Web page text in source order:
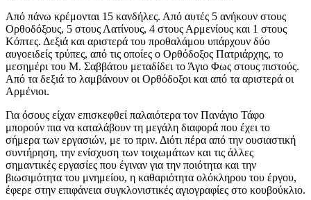
Από πάνω κρέμονται 15 κανδήλες. Από αυτές 5 ανήκουν στους
Ορθοδόξους, 5 στους Λατίνους, 4 στους Αρμενίους και 1 στους
Κόπτες. Δεξιά και αριστερά του προθαλάμου υπάρχουν δύο
αυγοειδείς τρύπες, από τις οποίες ο Ορθόδοξος Πατριάρχης, το
μεσημέρι του Μ. Σαββάτου μεταδίδει το Άγιο Φως στους πιστούς.
Από τα δεξιά το λαμβάνουν οι Ορθόδοξοι και από τα αριστερά οι
Αρμένιοι.
Για όσους είχαν επισκεφθεί παλαιότερα τον Πανάγιο Τάφο
μπορούν πια να καταλάβουν τη μεγάλη διαφορά που έχει το
σήμερα των εργασιών, με το πριν. Διότι πέρα από την ουσιαστική
συντήρηση, την ενίσχυση των τοιχωμάτων και τις άλλες
σημαντικές εργασίες που έγιναν για την ποιότητα και την
βιωσιμότητα του μνημείου, η καθαριότητα ολόκληρου του έργου,
έφερε στην επιφάνεια συγκλονιστικές αγιογραφίες στο κουβούκλιο.